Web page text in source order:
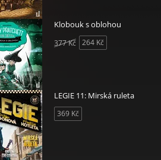
Klobouk s oblohou
264 Kč
377 Kč
LEGIE 11: Mirská ruleta
369 Kč